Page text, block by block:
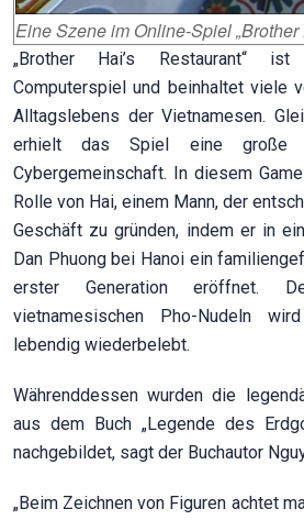
Eine Szene im Online-Spiel „Brother
„Brother Hai’s Restaurant“
Computerspiel und beinhaltet viele
Alltagslebens der Vietnamesen.
erhielt das Spiel eine große
Cybergemeinschaft. In diesem
Rolle von Hai, einem Mann, der
Geschäft zu gründen, indem er in
Dan Phuong bei Hanoi ein
erster Generation eröffnet.
vietnamesischen Pho-Nudeln
lebendig wiederbelebt.
Währenddessen wurden die
aus dem Buch „Legende des
nachgebildet, sagt der Buchautor
„Beim Zeichnen von Figuren achtet